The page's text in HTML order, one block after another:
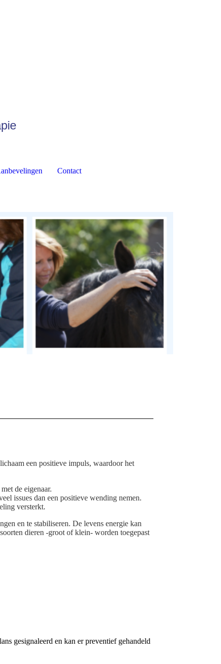
Contact
een positieve impuls, waardoor het
de eigenaar.
issues dan een positieve wending nemen.
versterkt.
en te stabiliseren. De levens energie kan
dieren -groot of klein- worden toegepast
gesignaleerd en kan er preventief gehandeld